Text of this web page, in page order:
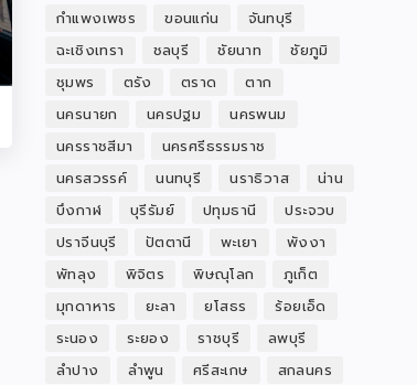
กำแพงเพชร
ขอนแก่น
จันทบุรี
ฉะเชิงเทรา
ชลบุรี ชัยนาท
ชัยภูมิ
ชุมพร
ตรัง ตราด
ตาก
นครนายก
นครปฐม
นครพนม
นครราชสีมา
นครศรีธรรมราช
นครสวรรค์
นนทบุรี นราธิวาส
น่าน
บึงกาฬ
บุรีรัมย์ ปทุมธานี
ประจวบ
ปราจีนบุรี
ปัตตานี พะเยา
พังงา
พัทลุง
พิจิตร พิษณุโลก
ภูเก็ต
มุกดาหาร
ยะลา ยโสธร
ร้อยเอ็ด
ระนอง
ระยอง ราชบุรี
ลพบุรี
ลำปาง
ลำพูน ศรีสะเกษ
สกลนคร